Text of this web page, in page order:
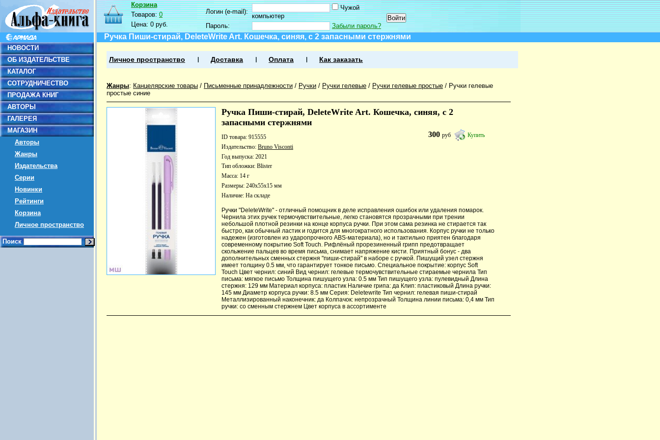
НОВОСТИ
ОБ ИЗДАТЕЛЬСТВЕ
КАТАЛОГ
СОТРУДНИЧЕСТВО
ПРОДАЖА КНИГ
АВТОРЫ
ГАЛЕРЕЯ
МАГАЗИН
Авторы
Жанры
Издательства
Серии
Новинки
Рейтинги
Корзина
Личное пространство
Поиск
Корзина
Товаров:0
Цена:0 руб.
Логин (e-mail):
Чужой
компьютер
Пароль:
Забыли пароль?
Ручка Пиши-стирай, DeleteWrite Art. Кошечка, синяя, с 2 запасными стержнями
Личное пространство Доставка Оплата Как заказать
Жанры: Канцелярские товары / Письменные принадлежности / Ручки / Ручки гелевые / Ручки гелевые простые / Ручки гелевые
простые синие
Ручка Пиши-стирай, DeleteWrite Art. Кошечка, синяя, с 2
запасными стержнями
300руб Купить
ID товара: 915555
Издательство: Bruno Visconti
Год выпуска: 2021
Тип обложки: Blister
Масса: 14 г
Размеры: 240x55x15 мм
Наличие: На складе
Ручки "DeleteWrite" - отличный помощник в деле исправления ошибок или удаления помарок.
Чернила этих ручек термочувствительные, легко становятся прозрачными при трении
небольшой плотной резинки на конце корпуса ручки. При этом сама резинка не стирается так
быстро, как обычный ластик и годится для многократного использования. Корпус ручки не только
надежен (изготовлен из ударопрочного ABS-материала), но и тактильно приятен благодаря
современному покрытию Soft Touch. Рифлёный прорезиненный грипп предотвращает
скольжение пальцев во время письма, снимает напряжение кисти. Приятный бонус - два
дополнительных сменных стержня "пиши-стирай" в наборе с ручкой. Пишущий узел стержня
имеет толщину 0.5 мм, что гарантирует тонкое письмо. Специальное покрытие: корпус Soft
Touch Цвет чернил: синий Вид чернил: гелевые термочувствительные стираемые чернила Тип
письма: мягкое письмо Толщина пишущего узла: 0.5 мм Тип пишущего узла: пулевидный Длина
стержня: 129 мм Материал корпуса: пластик Наличие грипа: да Клип: пластиковый Длина ручки:
145 мм Диаметр корпуса ручки: 8.5 мм Серия: Deletewrite Тип чернил: гелевая пиши-стирай
Металлизированный наконечник: да Колпачок: непрозрачный Толщина линии письма: 0,4 мм Тип
ручки: со сменным стержнем Цвет корпуса в ассортименте